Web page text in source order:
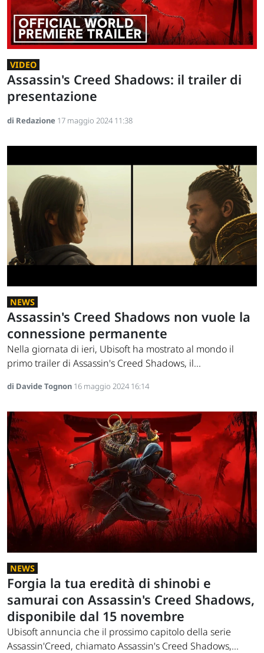
VIDEO
Assassin's Creed Shadows: il trailer di
presentazione
di Redazione 17 maggio 2024 11:38
NEWS
Assassin's Creed Shadows non vuole la
connessione permanente
Nella giornata di ieri, Ubisoft ha mostrato al mondo il
primo trailer di Assassin's Creed Shadows, il...
di Davide Tognon 16 maggio 2024 16:14
NEWS
Forgia la tua eredità di shinobi e
samurai con Assassin's Creed Shadows,
disponibile dal 15 novembre
Ubisoft annuncia che il prossimo capitolo della serie
Assassin'Creed, chiamato Assassin's Creed Shadows,...